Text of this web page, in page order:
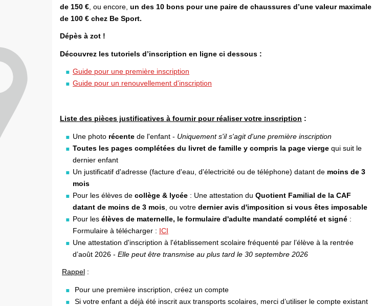
de 150 € , ou encore, un des 10 bons pour une paire de chaussures d’une valeur maximale
de 100 € chez Be Sport.
Dépès à zot !
Découvrez les tutoriels d’inscription en ligne ci dessous :
Guide pour une première inscription
Guide pour un renouvellement d'inscription
Liste des pièces justificatives à fournir pour réaliser votre inscription :
Une photo récente de l'enfant - Uniquement s'il s'agit d'une première inscription
Toutes les pages complétées du livret de famille y compris la page vierge qui suit le
dernier enfant
Un justificatif d'adresse (facture d'eau, d'électricité ou de téléphone) datant de moins de 3
mois
Pour les élèves de collège & lycée : Une attestation du Quotient Familial de la CAF
datant de moins de 3 mois , ou votre dernier avis d'imposition si vous êtes imposable
Pour les élèves de maternelle, le formulaire d'adulte mandaté complété et signé :
Formulaire à télécharger : ICI
Une attestation d'inscription à l'établissement scolaire fréquenté par l’élève à la rentrée
d’août 2026 - Elle peut être transmise au plus tard le 30 septembre 2026
Rappel :
Pour une première inscription, créez un compte
Si votre enfant a déjà été inscrit aux transports scolaires, merci d’utiliser le compte existant